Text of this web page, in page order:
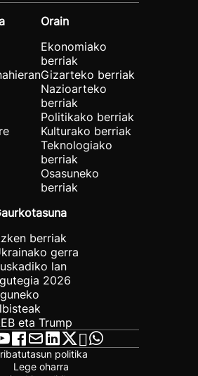
Orain
Ekonomiako
berriak
Gizarteko berriak
Nazioarteko
berriak
Politikako berriak
Kulturako berriak
Teknologiako
berriak
Osasuneko
berriak
berriak
gerra
lan
2026
eta Trump
politika
Lege oharra